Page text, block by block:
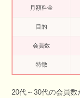
月額料金
目的
会員数
特徴
20代～30代の会員